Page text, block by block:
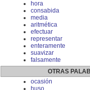
hora
consabida
media
aritmética
efectuar
representar
enteramente
suavizar
falsamente
OTRAS
ocasión
huso